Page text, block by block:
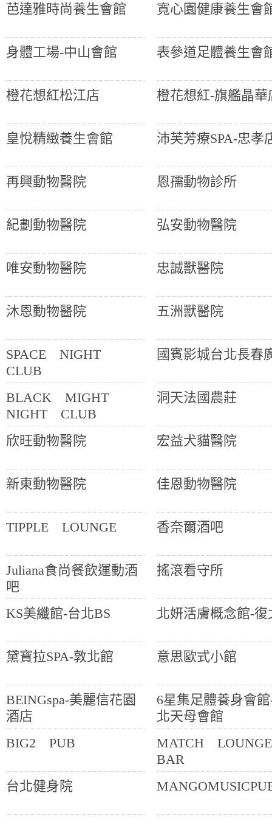
芭達雅時尚養生會館 寬心園健康養生會
身體工場-中山會館 表參道足體養生會
橙花想紅松江店 橙花想紅-旗艦晶華
皇悅精緻養生會館 沛芙芳療SPA-忠孝
再興動物醫院 恩孺動物診所
紀劃動物醫院 弘安動物醫院
唯安動物醫院 忠誠獸醫院
沐恩動物醫院 五洲獸醫院
SPACE NIGHT
CLUB
國賓影城台北長春
BLACK MIGHT
NIGHT CLUB
洞天法國農莊
欣旺動物醫院 宏益犬貓醫院
新東動物醫院 佳恩動物醫院
TIPPLE LOUNGE 香奈爾酒吧
Juliana食尚餐飲運動酒
吧
搖滾看守所
KS美纖館-台北BS 北妍活膚概念館-復
黛寶拉SPA-敦北館 意思歐式小館
BEINGspa-美麗信花園
酒店
6星集足體養身會
北天母會館
BIG2 PUB
MATCH
BAR
台北健身院